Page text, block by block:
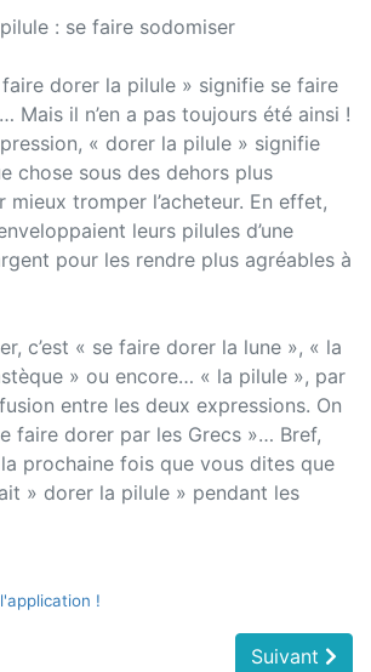
: se faire sodomiser
faire dorer la pilule » signifie se faire
Mais il n’en a pas toujours été ainsi !
« dorer la pilule » signifie
chose sous des dehors plus
mieux tromper l’acheteur. En effet,
leurs pilules d’une
pour les rendre plus agréables à
c’est « se faire dorer la lune », « la
» ou encore… « la pilule », par
entre les deux expressions. On
faire dorer par les Grecs »… Bref,
prochaine fois que vous dites que
» dorer la pilule » pendant les
!
Suivant